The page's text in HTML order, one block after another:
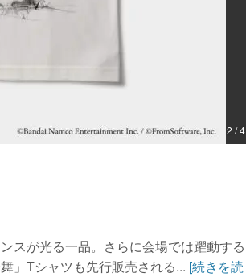
2 / 4
スが光る一品。さらに会場では躍動する
」Tシャツも先行販売される... [続きを読